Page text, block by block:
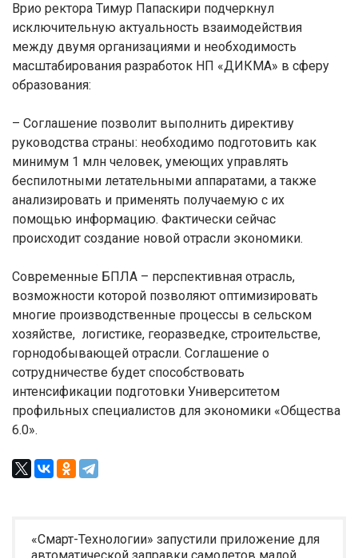
Врио ректора Тимур Папаскири подчеркнул
исключительную актуальность взаимодействия
между двумя организациями и необходимость
масштабирования разработок НП «ДИКМА» в сферу
образования:
– Соглашение позволит выполнить директиву
руководства страны: необходимо подготовить как
минимум 1 млн человек, умеющих управлять
беспилотными летательными аппаратами, а также
анализировать и применять получаемую с их
помощью информацию. Фактически сейчас
происходит создание новой отрасли экономики.
Современные БПЛА – перспективная отрасль,
возможности которой позволяют оптимизировать
многие производственные процессы в сельском
хозяйстве, логистике, георазведке, строительстве,
горнодобывающей отрасли. Соглашение о
сотрудничестве будет способствовать
интенсификации подготовки Университетом
профильных специалистов для экономики «Общества
6.0».
«Смарт-Технологии» запустили приложение для